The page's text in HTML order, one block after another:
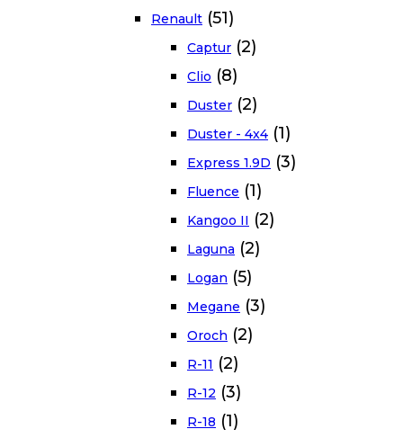
Renault (51)
Captur (2)
Clio (8)
Duster (2)
Duster - 4x4 (1)
Express 1.9D (3)
Fluence (1)
Kangoo II (2)
Laguna (2)
Logan (5)
Megane (3)
Oroch (2)
R-11 (2)
R-12 (3)
R-18 (1)